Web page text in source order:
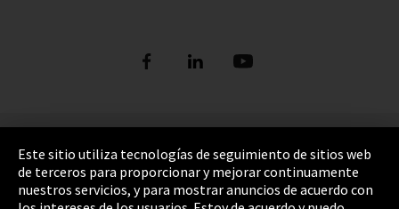
Pie de imprenta
Política de privacidad
Este sitio utiliza tecnologías de seguimiento de sitios web
de terceros para proporcionar y mejorar continuamente
nuestros servicios, y para mostrar anuncios de acuerdo con